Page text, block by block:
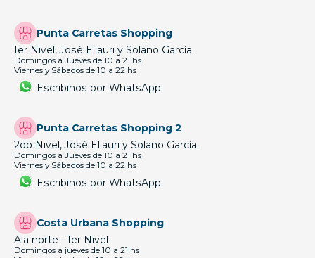
Punta Carretas Shopping
1er Nivel, José Ellauri y Solano García.
Domingos a Jueves de 10 a 21 hs
Viernes y Sábados de 10 a 22 hs
Escribinos por WhatsApp
Punta Carretas Shopping 2
2do Nivel, José Ellauri y Solano García.
Domingos a Jueves de 10 a 21 hs
Viernes y Sábados de 10 a 22 hs
Escribinos por WhatsApp
Costa Urbana Shopping
Ala norte - 1er Nivel
Domingos a jueves de 10 a 21 hs